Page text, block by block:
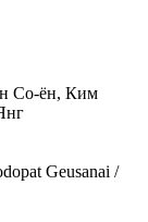
Со-ён, Ким
Geusanai /